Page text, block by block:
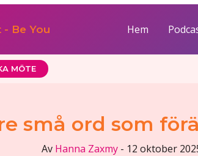
- Be You Hem
MÖTE
små ord som
Av Hanna Zaxmy - 12 oktober